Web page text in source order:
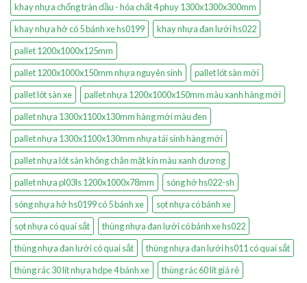
khay nhựa chống tràn dầu - hóa chất 4 phuy 1300x1300x300mm
khay nhựa hở có 5 bánh xe hs0199
khay nhựa đan lưới hs022
pallet 1200x1000x125mm
pallet 1200x1000x150mm nhựa nguyên sinh
pallet lót sàn mới
pallet lót sàn xe
pallet nhựa 1200x1000x150mm màu xanh hàng mới
pallet nhựa 1300x1100x130mm hàng mới màu đen
pallet nhựa 1300x1100x130mm nhựa tái sinh hàng mới
pallet nhựa lót sàn không chân mặt kín màu xanh dương
pallet nhựa pl03ls 1200x1000x78mm
sóng hở hs022-sh
sóng nhựa hở hs0199 có 5 bánh xe
sọt nhựa có bánh xe
sọt nhựa có quai sắt
thùng nhựa đan lưới có bánh xe hs022
thùng nhựa đan lưới có quai sắt
thùng nhựa đan lưới hs011 có quai sắt
thùng rác 30 lít nhựa hdpe 4 bánh xe
thùng rác 60 lít giá rẻ